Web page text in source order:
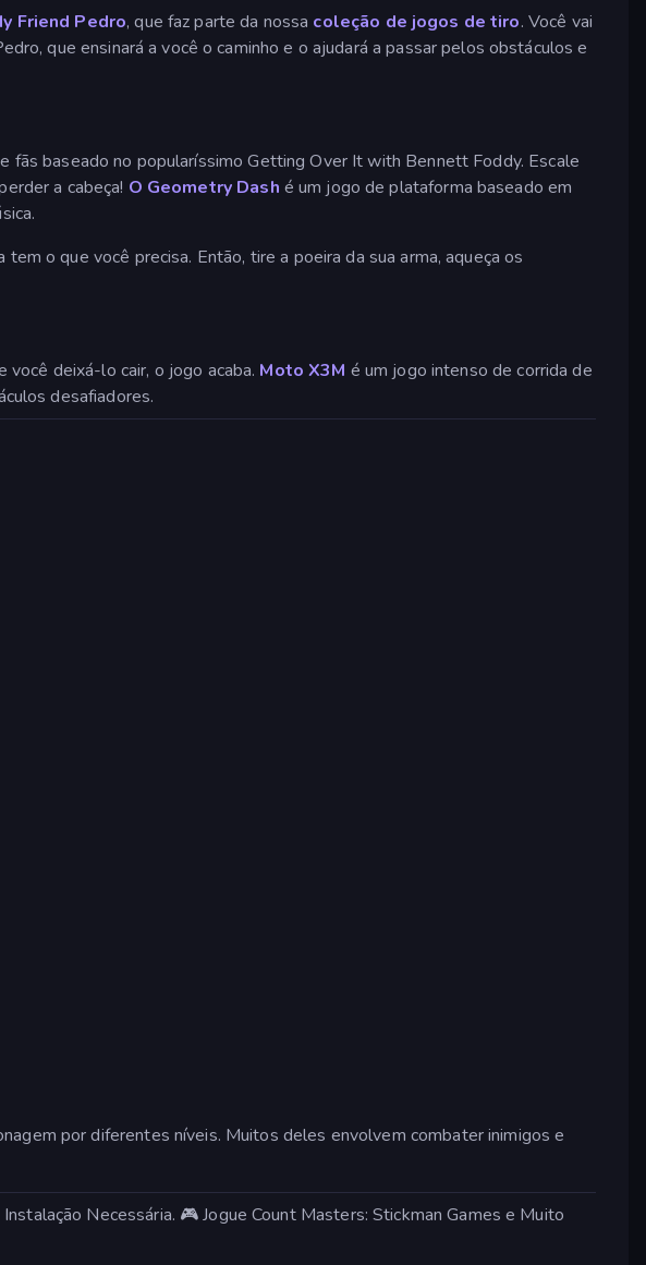
Friend Pedro, que faz parte da nossa coleção de jogos de tiro. Você vai
que ensinará a você o caminho e o ajudará a passar pelos obstáculos e
fãs baseado no popularíssimo Getting Over It with Bennett Foddy. Escale
a cabeça! O Geometry Dash é um jogo de plataforma baseado em
o que você precisa. Então, tire a poeira da sua arma, aqueça os
você deixá-lo cair, o jogo acaba. Moto X3M é um jogo intenso de corrida de
desafiadores.
por diferentes níveis. Muitos deles envolvem combater inimigos e
Necessária. 🎮 Jogue Count Masters: Stickman Games e Muito